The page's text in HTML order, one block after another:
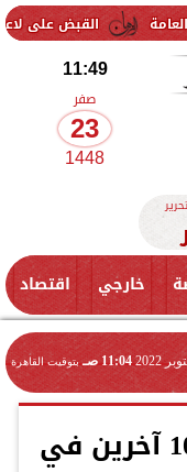
القبض على لاعب منتخب
11:49
صفر
23
1448
خارجي اقتصاد
11:04 صـ بتوقيت القاهرة
مصرع شخص وإصابة 10 آخرين في